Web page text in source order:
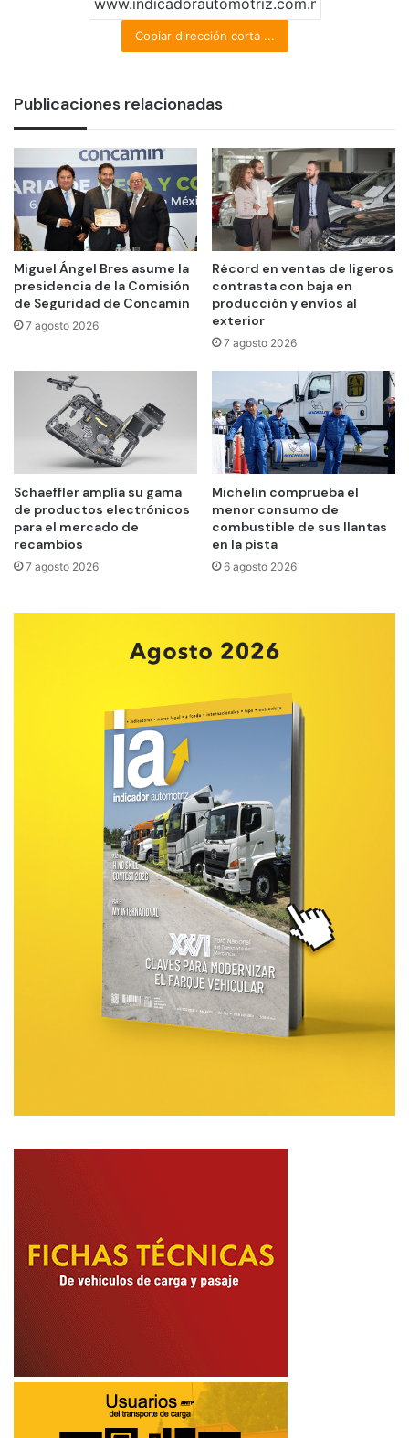
Copiar dirección corta ...
Publicaciones relacionadas
Miguel Ángel Bres asume la
presidencia de la Comisión
de Seguridad de Concamin
7 agosto 2026
Récord en ventas de ligeros
contrasta con baja en
producción y envíos al
exterior
7 agosto 2026
Schaeffler amplía su gama
de productos electrónicos
para el mercado de
recambios
7 agosto 2026
Michelin comprueba el
menor consumo de
combustible de sus llantas
en la pista
6 agosto 2026